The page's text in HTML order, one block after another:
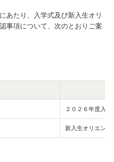
あたり、入学式及び新入生オリ
事項について、次のとおりご案
２０２６年度入学
新入生オリエンテ